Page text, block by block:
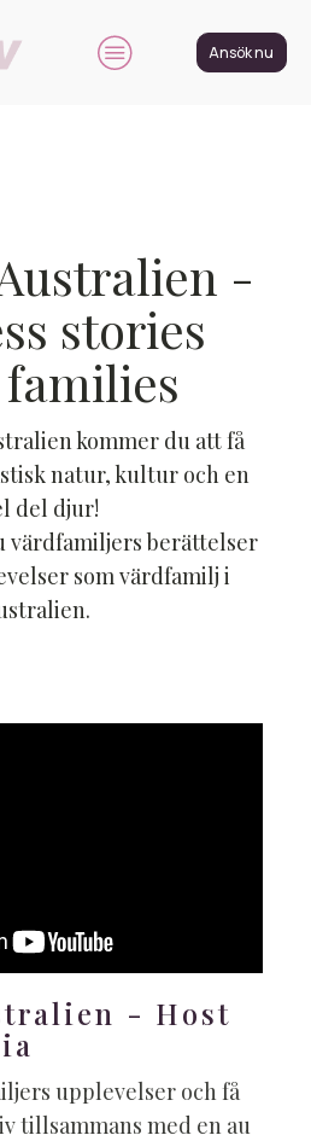
Ansök nu
-
stories
kommer du att få
natur, kultur och en
del djur!
värdfamiljers berättelser
som värdfamilj i
- Host
upplevelser och få
tillsammans med en au